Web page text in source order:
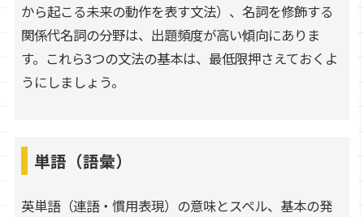
から起こる未来の動作を表す文法）、名詞を修飾する
関係代名詞の分野は、出題頻度が高い傾向にありま
す。これら3つの文法の基本は、最低限押さえておくよ
うにしましょう。
単語（語彙）
英単語（連語・慣用表現）の意味とスペル、基本の発